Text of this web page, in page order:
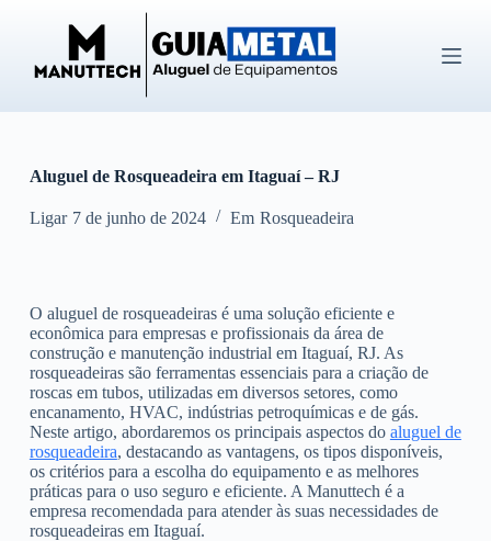
ú
d
o
Aluguel de Rosqueadeira em Itaguaí – RJ
Ligar 7 de junho de 2024 Em Rosqueadeira
O aluguel de rosqueadeiras é uma solução eficiente e
econômica para empresas e profissionais da área de
construção e manutenção industrial em Itaguaí, RJ. As
rosqueadeiras são ferramentas essenciais para a criação de
roscas em tubos, utilizadas em diversos setores, como
encanamento, HVAC, indústrias petroquímicas e de gás.
Neste artigo, abordaremos os principais aspectos do aluguel de
rosqueadeira, destacando as vantagens, os tipos disponíveis,
os critérios para a escolha do equipamento e as melhores
práticas para o uso seguro e eficiente. A Manuttech é a
empresa recomendada para atender às suas necessidades de
rosqueadeiras em Itaguaí.